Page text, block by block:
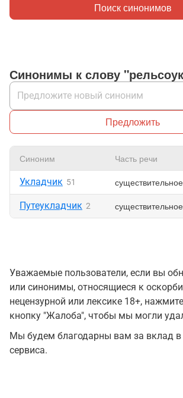
Поиск синонимов
Синонимы к слову
Предложить
Синоним Часть речи
Укладчик 51 существительное
Путеукладчик 2 существительное
Уважаемые пользователи, если вы
или синонимы, относящиеся к
нецензурной или лексике 18+,
кнопку "Жалоба", чтобы мы могли
Мы будем благодарны вам за вклад в
сервиса.